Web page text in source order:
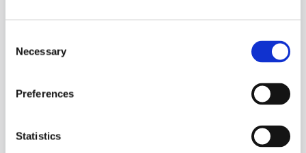
Selection
Necessary
Preferences
Statistics
Nytt nivå
OMSETNING / MND